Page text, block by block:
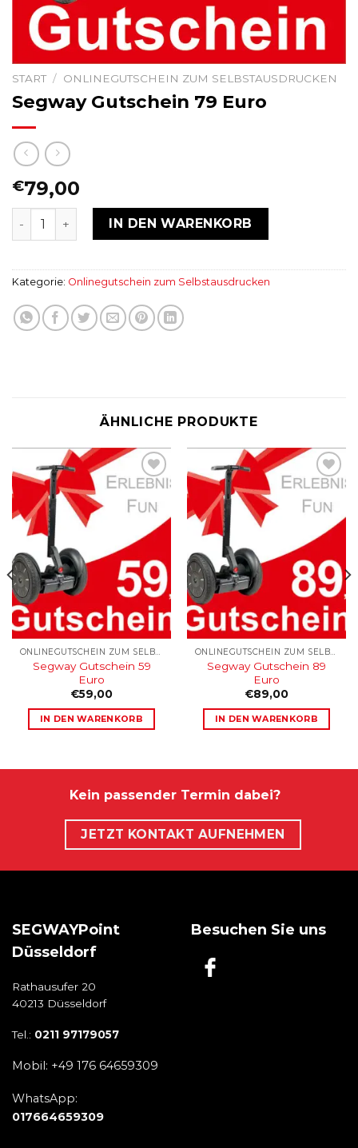
START / ONLINEGUTSCHEIN ZUM SELBSTAUSDRUCKEN
Segway Gutschein 79 Euro
€79,00
Segway Gutschein 79 Euro Menge
IN DEN WARENKORB
Kategorie: Onlinegutschein zum Selbstausdrucken
ÄHNLICHE PRODUKTE
ONLINEGUTSCHEIN ZUM SELBSTAUSDRUCKEN
Segway Gutschein 59
Euro
€59,00
IN DEN WARENKORB
ONLINEGUTSCHEIN ZUM SELBSTAUSDRUCKEN
Segway Gutschein 89
Euro
€89,00
IN DEN WARENKORB
Kein passender Termin dabei?
JETZT KONTAKT AUFNEHMEN
SEGWAYPoint
Düsseldorf
Rathausufer 20
40213 Düsseldorf
Tel.: 0211 97179057
Mobil: +49 176 64659309
WhatsApp:
017664659309
Besuchen Sie uns